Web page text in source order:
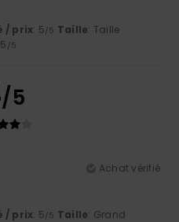
/ prix: 5/5 Taille: Taille
/5
/5
Achat vérifié
/ prix: 5/5 Taille: Grand